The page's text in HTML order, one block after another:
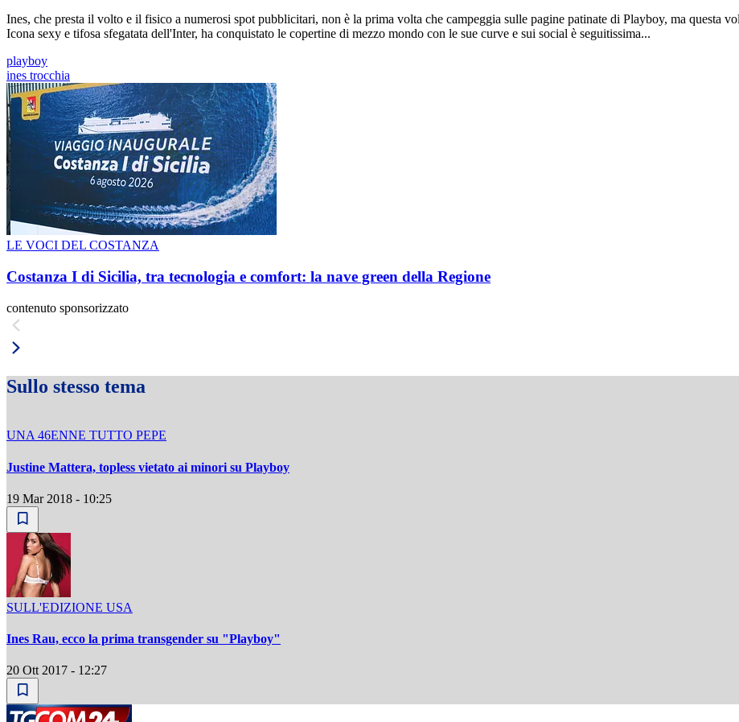
Ines, che presta il volto e il fisico a numerosi spot pubblicitari, non è la prima volta che campeggia sulle pagine patinate di Playboy, ma questa
Icona sexy e tifosa sfegatata dell'Inter, ha conquistato le copertine di mezzo mondo con le sue curve e sui social è seguitissima...
playboy
ines trocchia
LE VOCI DEL COSTANZA
Costanza I di Sicilia, tra tecnologia e comfort: la nave green della Regione
contenuto sponsorizzato
Sullo stesso tema
UNA 46ENNE TUTTO PEPE
Justine Mattera, topless vietato ai minori su Playboy
19 Mar 2018 - 10:25
SULL'EDIZIONE USA
Ines Rau, ecco la prima transgender su "Playboy"
20 Ott 2017 - 12:27